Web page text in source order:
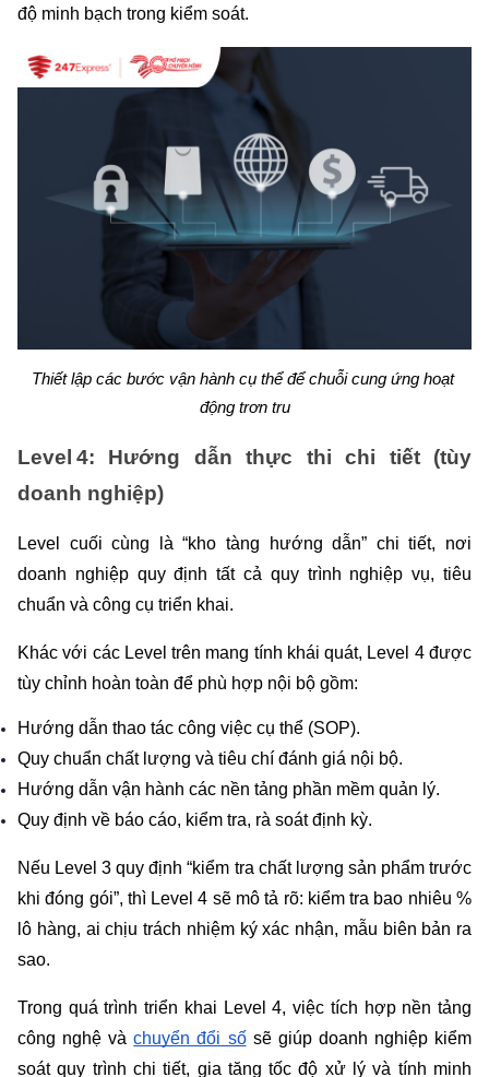
độ minh bạch trong kiểm soát.
Thiết lập các bước vận hành cụ thể để chuỗi cung ứng hoạt
động trơn tru
Level 4: Hướng dẫn thực thi chi tiết (tùy
doanh nghiệp)
Level cuối cùng là “kho tàng hướng dẫn” chi tiết, nơi
doanh nghiệp quy định tất cả quy trình nghiệp vụ, tiêu
chuẩn và công cụ triển khai.
Khác với các Level trên mang tính khái quát, Level 4 được
tùy chỉnh hoàn toàn để phù hợp nội bộ gồm:
Hướng dẫn thao tác công việc cụ thể (SOP).
Quy chuẩn chất lượng và tiêu chí đánh giá nội bộ.
Hướng dẫn vận hành các nền tảng phần mềm quản lý.
Quy định về báo cáo, kiểm tra, rà soát định kỳ.
Nếu Level 3 quy định “kiểm tra chất lượng sản phẩm trước
khi đóng gói”, thì Level 4 sẽ mô tả rõ: kiểm tra bao nhiêu %
lô hàng, ai chịu trách nhiệm ký xác nhận, mẫu biên bản ra
sao.
Trong quá trình triển khai Level 4, việc tích hợp nền tảng
công nghệ và chuyển đổi số sẽ giúp doanh nghiệp kiểm
soát quy trình chi tiết, gia tăng tốc độ xử lý và tính minh